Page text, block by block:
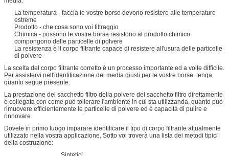
La temperatura - faccia le vostre borse devono resistere alle temperature
estreme
Prodotto - che cosa sono voi filtraggio
Chimica - possono le vostre borse resistono al prodotto chimico
compongono delle particelle di polvere
La resistenza è il corpo filtrante capace di resistere all'usura delle particelle
di polvere
La scelta del corpo filtrante corretto è un processo importante ed a volte difficile.
Per assistervi nell'identificazione dei media giusti per le vostre borse, tenga
quanto segue presente:
La prestazione del sacchetto filtro della polvere del sacchetto filtro direttamente
è collegata con come può tollerare l'ambiente in cui sta utilizzanda, quanto può
rimuovere efficientemente le particelle di polvere ed è capacità di pulire e
rinnovare.
Dovete in primo luogo imparare identificare il tipo di corpo filtrante attualmente
utilizzato nella vostra applicazione. Sotto voi troverà una lista dei metodi tipici
della costruzione: